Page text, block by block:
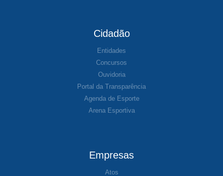
Cidadão
Entidades
Concursos
Ouvidoria
Portal da Transparência
Agenda de Esporte
Arena Esportiva
Empresas
Atos